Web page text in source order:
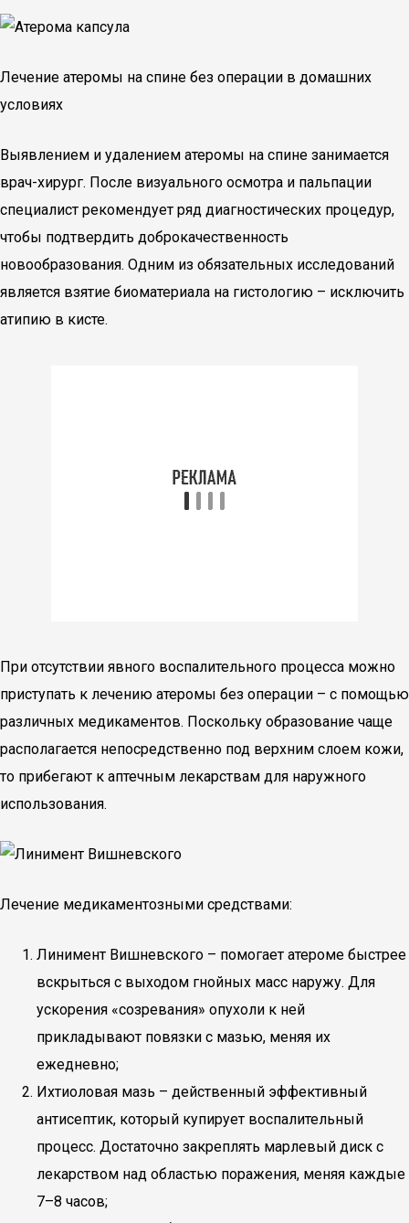
Лечение атеромы на спине без операции в домашних
условиях
Выявлением и удалением атеромы на спине занимается
врач-хирург. После визуального осмотра и пальпации
специалист рекомендует ряд диагностических процедур,
чтобы подтвердить доброкачественность
новообразования. Одним из обязательных исследований
является взятие биоматериала на гистологию – исключить
атипию в кисте.
При отсутствии явного воспалительного процесса можно
приступать к лечению атеромы без операции – с помощью
различных медикаментов. Поскольку образование чаще
располагается непосредственно под верхним слоем кожи,
то прибегают к аптечным лекарствам для наружного
использования.
Лечение медикаментозными средствами:
Линимент Вишневского – помогает атероме быстрее
вскрыться с выходом гнойных масс наружу. Для
ускорения «созревания» опухоли к ней
прикладывают повязки с мазью, меняя их
ежедневно;
Ихтиоловая мазь – действенный эффективный
антисептик, который купирует воспалительный
процесс. Достаточно закреплять марлевый диск с
лекарством над областью поражения, меняя каждые
7–8 часов;